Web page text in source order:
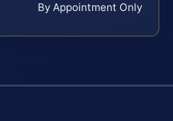
By Appointment Only